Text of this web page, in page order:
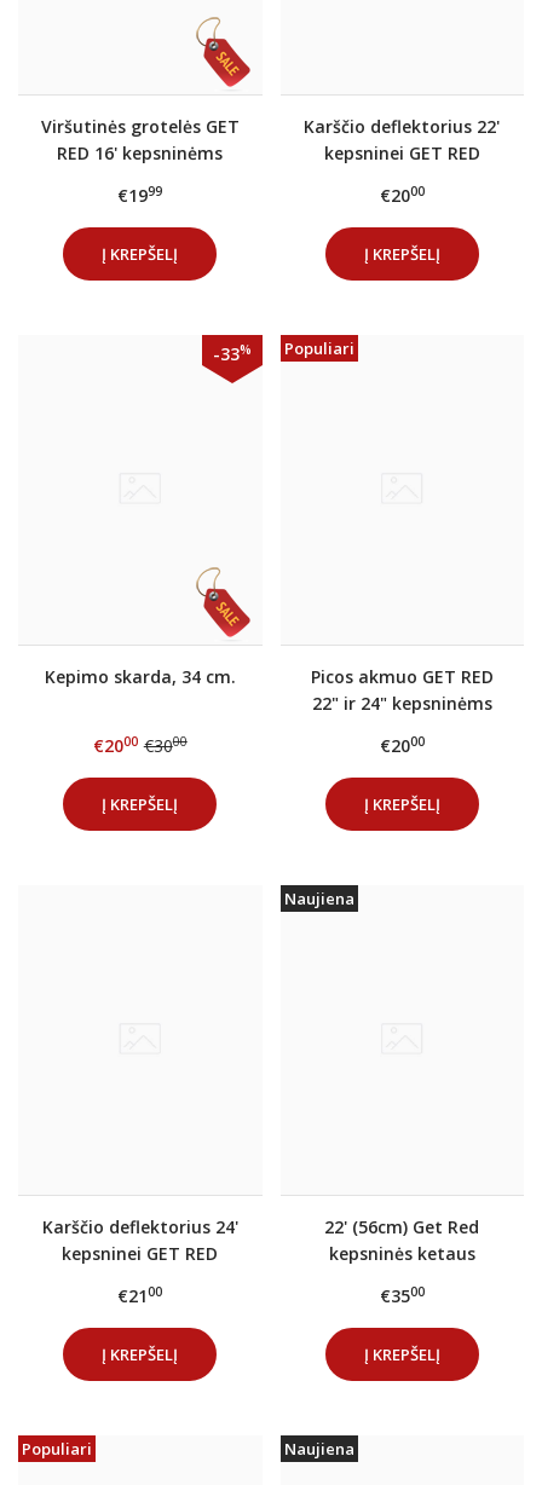
Viršutinės grotelės GET
RED 16' kepsninėms
€1999
Į KREPŠELĮ
Karščio deflektorius 22'
kepsninei GET RED
€2000
Į KREPŠELĮ
-33%
Kepimo skarda, 34 cm.
€2000 €3000
Į KREPŠELĮ
Populiari
Picos akmuo GET RED
22" ir 24" kepsninėms
€2000
Į KREPŠELĮ
Karščio deflektorius 24'
kepsninei GET RED
€2100
Į KREPŠELĮ
Naujiena
22' (56cm) Get Red
kepsninės ketaus
€3500
Į KREPŠELĮ
Populiari Naujiena